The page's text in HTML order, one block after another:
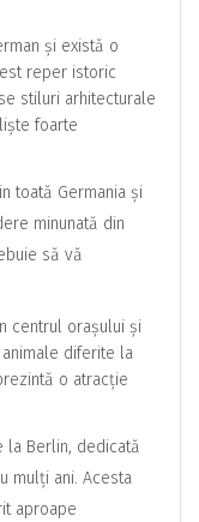
și există o
reper istoric
stiluri arhitecturale
foarte
toată Germania și
minunată din
să vă
centrul orașului și
diferite la
o atracție
la Berlin, dedicată
mulți ani. Acesta
aproape